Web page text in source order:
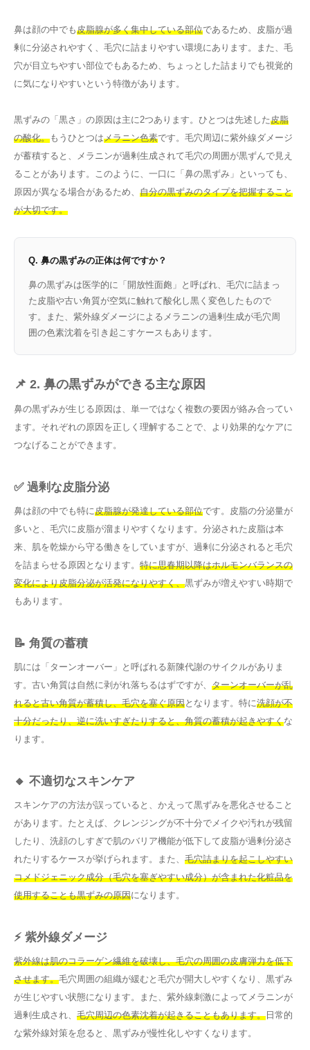
鼻は顔の中でも皮脂腺が多く集中している部位であるため、皮脂が過
剰に分泌されやすく、毛穴に詰まりやすい環境にあります。また、毛
穴が目立ちやすい部位でもあるため、ちょっとした詰まりでも視覚的
に気になりやすいという特徴があります。
黒ずみの「黒さ」の原因は主に2つあります。ひとつは先述した皮脂
の酸化。もうひとつはメラニン色素です。毛穴周辺に紫外線ダメージ
が蓄積すると、メラニンが過剰生成されて毛穴の周囲が黒ずんで見え
ることがあります。このように、一口に「鼻の黒ずみ」といっても、
原因が異なる場合があるため、 自分の黒ずみのタイプを把握すること
が大切です。
Q. 鼻の黒ずみの正体は何ですか？
鼻の黒ずみは医学的に「開放性面皰」と呼ばれ、毛穴に詰まっ
た皮脂や古い角質が空気に触れて酸化し黒く変色したもので
す。また、紫外線ダメージによるメラニンの過剰生成が毛穴周
囲の色素沈着を引き起こすケースもあります。
📌 2. 鼻の黒ずみができる主な原因
鼻の黒ずみが生じる原因は、単一ではなく複数の要因が絡み合ってい
ます。それぞれの原因を正しく理解することで、より効果的なケアに
つなげることができます。
✅ 過剰な皮脂分泌
鼻は顔の中でも特に皮脂腺が発達している部位です。皮脂の分泌量が
多いと、毛穴に皮脂が溜まりやすくなります。分泌された皮脂は本
来、肌を乾燥から守る働きをしていますが、過剰に分泌されると毛穴
を詰まらせる原因となります。 特に思春期以降はホルモンバランスの
変化により皮脂分泌が活発になりやすく、黒ずみが増えやすい時期で
もあります。
📝 角質の蓄積
肌には「ターンオーバー」と呼ばれる新陳代謝のサイクルがありま
す。古い角質は自然に剥がれ落ちるはずですが、 ターンオーバーが乱
れると古い角質が蓄積し、毛穴を塞ぐ原因となります。特に洗顔が不
十分だったり、逆に洗いすぎたりすると、角質の蓄積が起きやすくな
ります。
🔸 不適切なスキンケア
スキンケアの方法が誤っていると、かえって黒ずみを悪化させること
があります。たとえば、クレンジングが不十分でメイクや汚れが残留
したり、洗顔のしすぎで肌のバリア機能が低下して皮脂が過剰分泌さ
れたりするケースが挙げられます。また、 毛穴詰まりを起こしやすい
コメドジェニック成分（毛穴を塞ぎやすい成分）が含まれた化粧品を
使用することも黒ずみの原因になります。
⚡ 紫外線ダメージ
紫外線は肌のコラーゲン繊維を破壊し、毛穴の周囲の皮膚弾力を低下
させます。毛穴周囲の組織が緩むと毛穴が開大しやすくなり、黒ずみ
が生じやすい状態になります。また、紫外線刺激によってメラニンが
過剰生成され、 毛穴周辺の色素沈着が起きることもあります。 日常的
な紫外線対策を怠ると、黒ずみが慢性化しやすくなります。